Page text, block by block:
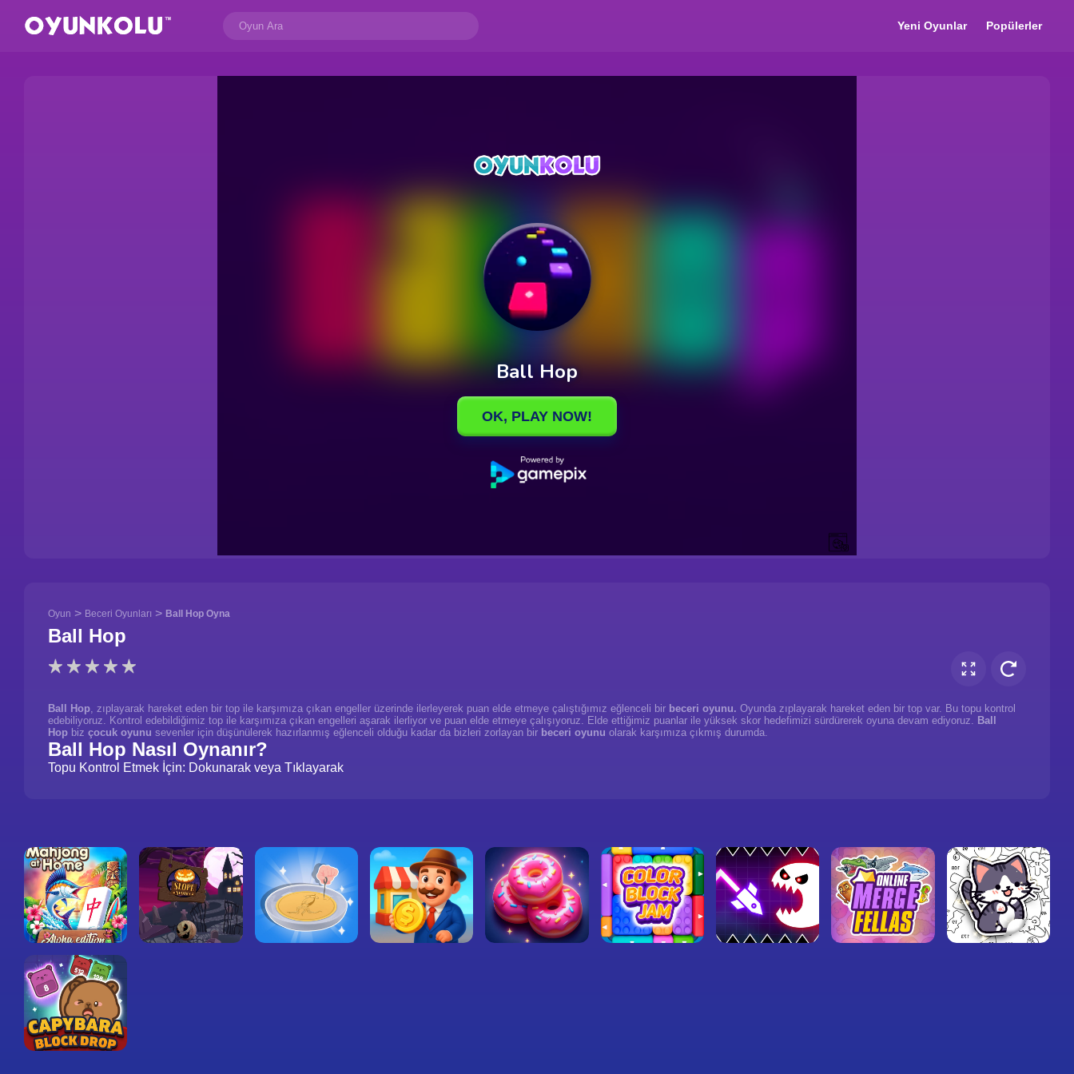
Yeni Oyunlar Popülerler
Oyun > Beceri Oyunları > Ball Hop Oyna
Ball Hop
Ball Hop, zıplayarak hareket eden bir top ile karşımıza çıkan engeller üzerinde ilerleyerek puan elde etmeye çalıştığımız eğlenceli bir beceri oyunu. Oyunda zıplayarak hareket eden bir top var. Bu topu kontrol
edebiliyoruz. Kontrol edebildiğimiz top ile karşımıza çıkan engelleri aşarak ilerliyor ve puan elde etmeye çalışıyoruz. Elde ettiğimiz puanlar ile yüksek skor hedefimizi sürdürerek oyuna devam ediyoruz. Ball
Hop biz çocuk oyunu sevenler için düşünülerek hazırlanmış eğlenceli olduğu kadar da bizleri zorlayan bir beceri oyunu olarak karşımıza çıkmış durumda.
Ball Hop Nasıl Oynanır?
Topu Kontrol Etmek İçin: Dokunarak veya Tıklayarak